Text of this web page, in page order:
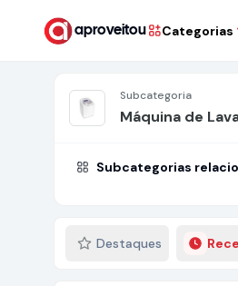
aproveitou Categorias
Subcategoria
Máquina de
Subcategorias
Destaques